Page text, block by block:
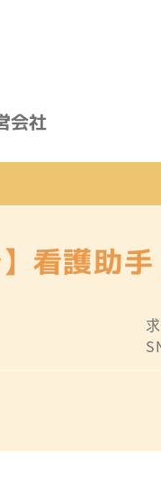
会社
看護助